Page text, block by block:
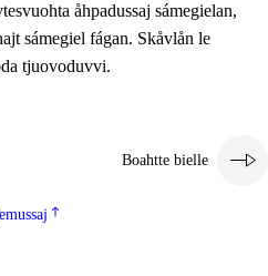
åhpadussaj sámegielan,
sámegiel fágan. Skåvlån le
tjuovoduvvi.
Boahtte bielle